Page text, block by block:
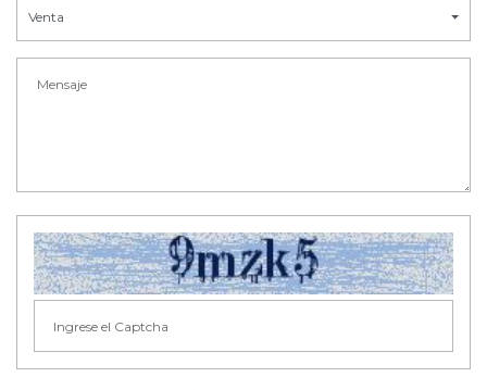
Venta